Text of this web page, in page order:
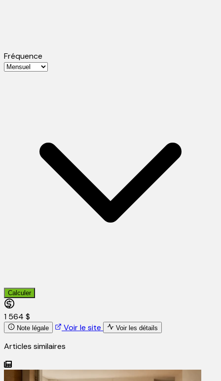
Fréquence
Calculer
1 564 $
Note légale Voir le site Voir les détails
Articles similaires